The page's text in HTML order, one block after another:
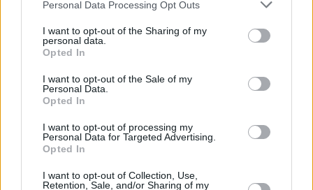
not limited to your visit or usage behaviour. You may click to
grant or deny consent to Google and its third-party tags to
use your data for below specified purposes in below Google
consent section.
Personal Data Processing Opt Outs
I want to opt-out of the Sharing of my
personal data.
Opted In
I want to opt-out of the Sale of my
Personal Data.
Opted In
I want to opt-out of processing my
Personal Data for Targeted Advertising.
Opted In
I want to opt-out of Collection, Use,
Retention, Sale, and/or Sharing of my
Περιπέτεια, χαλάρωση ή δροσιά;
πίνεις όλο το καλοκαίρι στα
Starbucks
Πλαζ Βάρκιζας: Ξεμπλοκάρει η
εποχή για την ιστορική πλαζ της
Αθηναϊκής Ριβιέρας
Νόστος Μεζέ: Μια σύγχρονη